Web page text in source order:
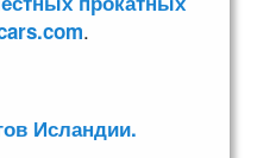
.
Исландии.